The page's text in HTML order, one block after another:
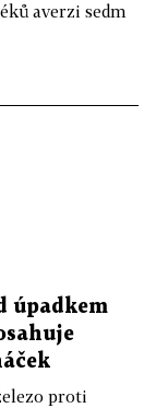
averzi sedm
úpadkem
proti